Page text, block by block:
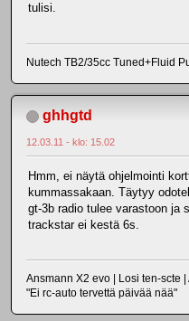
tulisi.
Nutech TB2/35cc Tuned+Fluid
ghhgtd
12.03.11 - klo: 15.02
Hmm, ei näytä ohjelmointi
kummassakaan. Täytyy
gt-3b radio tulee varastoon ja
trackstar ei kestä 6s.
Ansmann X2 evo | Losi ten-scte |
"Ei rc-auto tervettä päivää nää"